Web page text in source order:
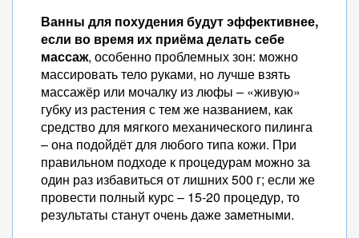
Ванны для похудения будут эффективнее,
если во время их приёма делать себе
массаж, особенно проблемных зон: можно
массировать тело руками, но лучше взять
массажёр или мочалку из люфы – «живую»
губку из растения с тем же названием, как
средство для мягкого механического пилинга
– она подойдёт для любого типа кожи. При
правильном подходе к процедурам можно за
один раз избавиться от лишних 500 г; если же
провести полный курс – 15-20 процедур, то
результаты станут очень даже заметными.